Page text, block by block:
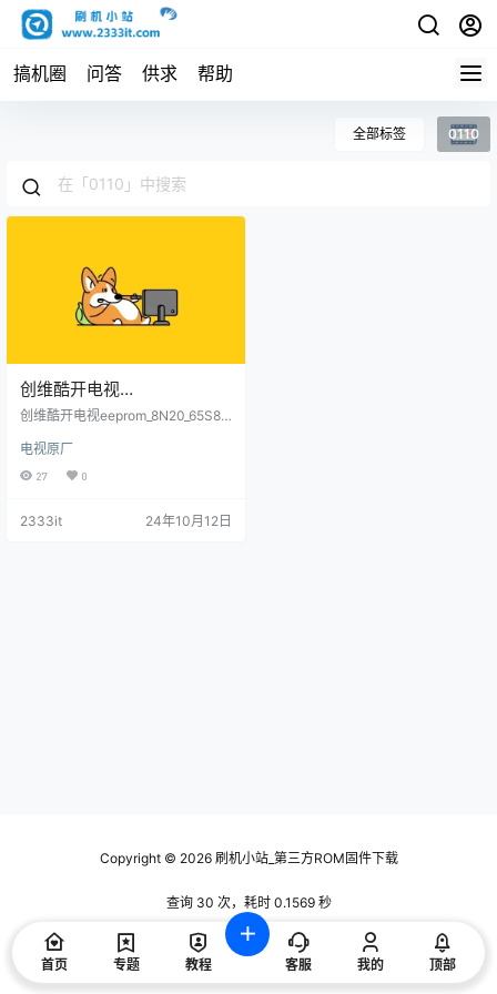
搞机圈 问答 供求 帮助
全部标签 0110
创维酷开电视
eeprom_8N20_65S81_0_76
0110_20190709.bin原厂程
序U盘数据刷机包
创维酷开电视eeprom_8N20_65S81_
bin原厂程序U盘数据刷机包
电视原厂
27 0
2333it 24年10月12日
Copyright © 2026刷机小站_第三方ROM固件下载
查询 30 次，耗时 0.1569 秒
首页 专题 教程 客服 我的 顶部